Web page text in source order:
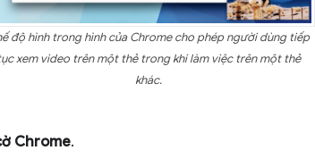
độ hình trong hình của Chrome cho phép người dùng tiếp
xem video trên một thẻ trong khi làm việc trên một thẻ
khác.
Chrome.